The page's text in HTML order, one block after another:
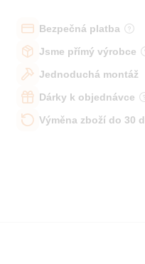
Bezpečná platba
Jsme přímý výrobce
Jednoduchá montáž
Dárky k objednávce
Výměna zboží do 30